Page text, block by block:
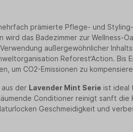
prämierte Pflege- und
das Badezimmer zur Wellness-
außergewöhnlicher
Reforest‘Action. Bis
um CO2-Emissionen zu
aus der Lavender Mint Serie ist ideal
Conditioner reinigt sanft die
Geschmeidigkeit und